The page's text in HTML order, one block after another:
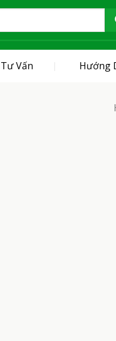
Tư Vấn Hướng